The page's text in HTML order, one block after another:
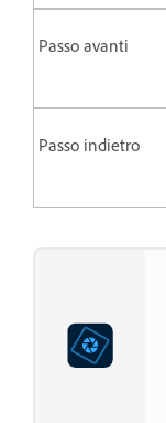
Passo avanti
Passo indietro